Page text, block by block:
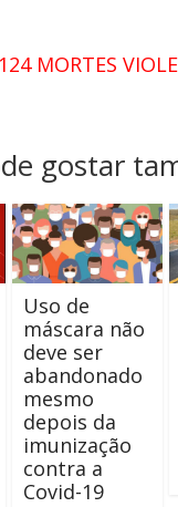
MORTES
gostar
Uso de
máscara não
deve ser
abandonado
mesmo
depois da
imunização
contra a
Covid-19